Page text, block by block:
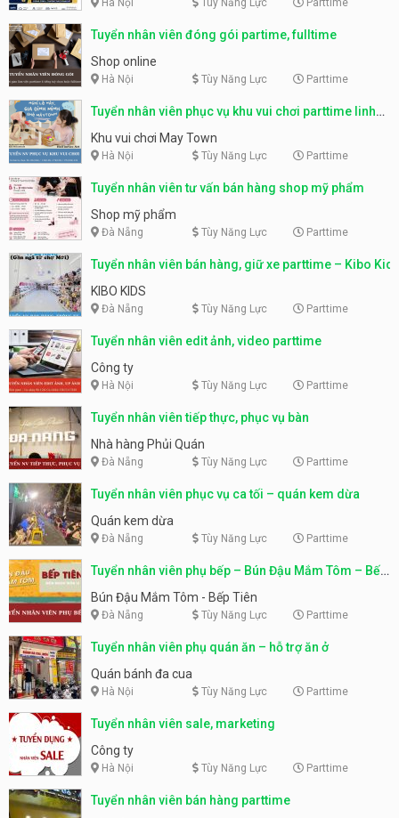
Tuyển nhân viên đóng gói partime, fulltime
Shop online
Hà Nội Tùy Năng Lực Parttime
Tuyển nhân viên phục vụ khu vui chơi parttime linh
động
Khu vui chơi May Town
Hà Nội Tùy Năng Lực Parttime
Tuyển nhân viên tư vấn bán hàng shop mỹ phẩm
Shop mỹ phẩm
Đà Nẵng Tùy Năng Lực Parttime
Tuyển nhân viên bán hàng, giữ xe parttime – Kibo Kid
KIBO KIDS
Đà Nẵng Tùy Năng Lực Parttime
Tuyển nhân viên edit ảnh, video parttime
Công ty
Hà Nội Tùy Năng Lực Parttime
Tuyển nhân viên tiếp thực, phục vụ bàn
Nhà hàng Phủi Quán
Đà Nẵng Tùy Năng Lực Parttime
Tuyển nhân viên phục vụ ca tối – quán kem dừa
Quán kem dừa
Đà Nẵng Tùy Năng Lực Parttime
Tuyển nhân viên phụ bếp – Bún Đậu Mắm Tôm – Bếp
Tiên
Bún Đậu Mắm Tôm - Bếp Tiên
Đà Nẵng Tùy Năng Lực Parttime
Tuyển nhân viên phụ quán ăn – hỗ trợ ăn ở
Quán bánh đa cua
Hà Nội Tùy Năng Lực Parttime
Tuyển nhân viên sale, marketing
Công ty
Hà Nội Tùy Năng Lực Parttime
Tuyển nhân viên bán hàng parttime